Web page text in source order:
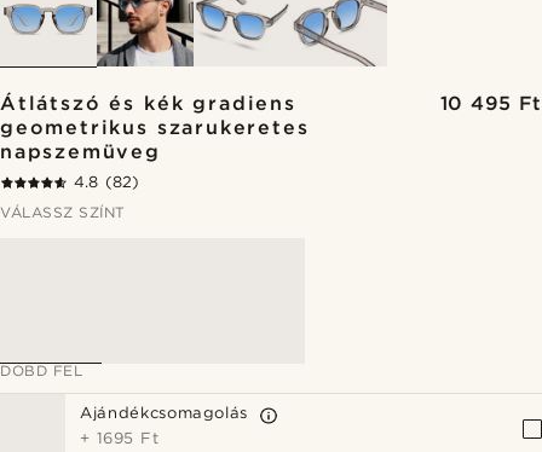
Átlátszó és kék gradiens
geometrikus szarukeretes
napszemüveg
10 495 Ft
4.8 (82)
VÁLASSZ SZÍNT
DOBD FEL
Ajándékcsomagolás
+ 1695 Ft